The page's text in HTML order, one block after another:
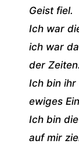
Geist fiel.
Ich war
ich war
der Zeiten.
Ich bin ihr
ewiges
Ich bin
auf mir